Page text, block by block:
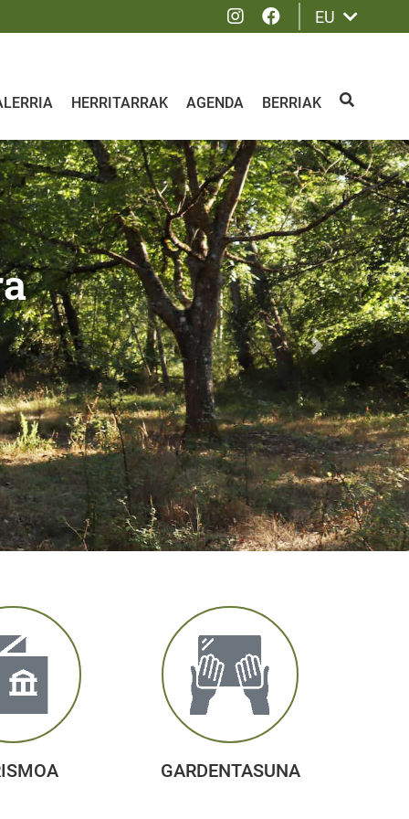
Instagram
Facebook
EU
HERRITARRAK AGENDA BERRIAK BILATU
Siguiente
GARDENTASUNA